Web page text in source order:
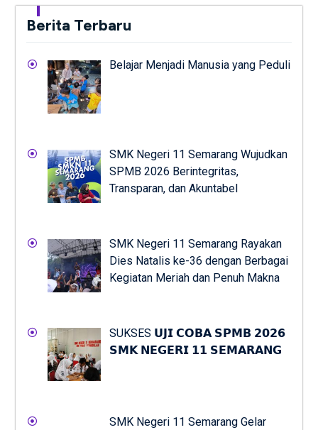
Berita Terbaru
Belajar Menjadi Manusia yang Peduli
SMK Negeri 11 Semarang Wujudkan
SPMB 2026 Berintegritas,
Transparan, dan Akuntabel
SMK Negeri 11 Semarang Rayakan
Dies Natalis ke-36 dengan Berbagai
Kegiatan Meriah dan Penuh Makna
SUKSES 𝗨𝗝𝗜 𝗖𝗢𝗕𝗔 𝗦𝗣𝗠𝗕 𝟮𝟬𝟮𝟲
𝗦𝗠𝗞 𝗡𝗘𝗚𝗘𝗥𝗜 𝟭𝟭 𝗦𝗘𝗠𝗔𝗥𝗔𝗡𝗚
SMK Negeri 11 Semarang Gelar